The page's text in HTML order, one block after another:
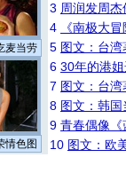
麦当劳
情色图
3 周润发周
4
《南极大
5 图文：台
6 30年的港
7 图文：台
8 图文：韩
9 青春偶像《
10 图文：欧